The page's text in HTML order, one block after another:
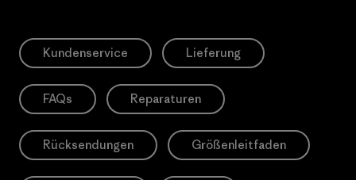
Kundenservice Lieferung
FAQs Reparaturen
Rücksendungen Größenleitfaden